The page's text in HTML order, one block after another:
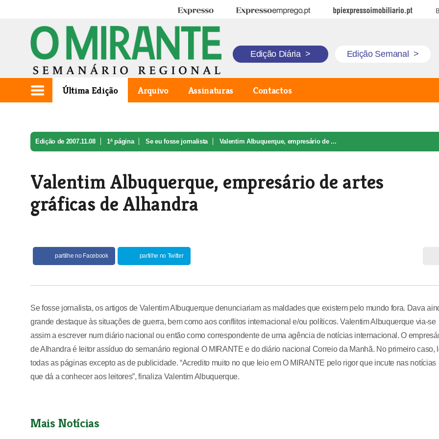
Expresso Expresso Emprego BPI Expresso Imobiliário
Edição Diária > Edição Semanal >
Última Edição Arquivo Assinaturas Contactos
Edição de 2007.11.08 1ª página Se eu fosse jornalista Valentim Albuquerque, empresário de ...
Valentim Albuquerque, empresário de artes
gráficas de Alhandra
partilhe no Facebook partilhe no Twitter
Se fosse jornalista, os artigos de Valentim Albuquerque denunciariam as maldades que existem pelo mundo fora. Dava
grande destaque às situações de guerra, bem como aos conflitos internacional e/ou políticos. Valentim Albuquerque via-se
assim a escrever num diário nacional ou então como correspondente de uma agência de notícias internacional. O
de Alhandra é leitor assíduo do semanário regional O MIRANTE e do diário nacional Correio da Manhã. No primeiro caso,
todas as páginas excepto as de publicidade. “Acredito muito no que leio em O MIRANTE pelo rigor que incute nas notícias
que dá a conhecer aos leitores”, finaliza Valentim Albuquerque.
Mais Notícias